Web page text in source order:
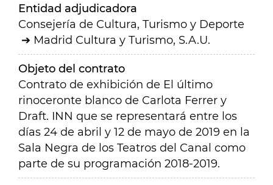
Entidad adjudicadora
Consejería de Cultura, Turismo y Deporte
Madrid Cultura y Turismo, S.A.U.
Objeto del contrato
Contrato de exhibición de El último
rinoceronte blanco de Carlota Ferrer y
Draft. INN que se representará entre los
días 24 de abril y 12 de mayo de 2019 en la
Sala Negra de los Teatros del Canal como
parte de su programación 2018-2019.